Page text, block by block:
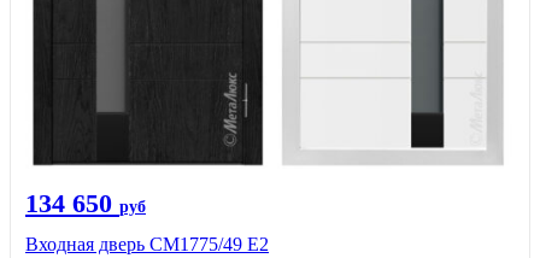
134 650 руб
Входная дверь СМ1775/49 Е2